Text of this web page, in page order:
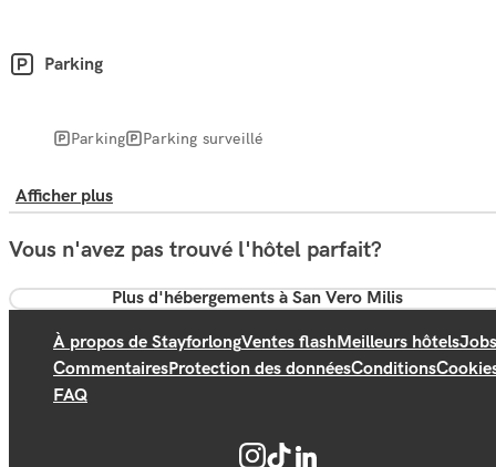
Parking
Parking Parking surveillé
Afficher plus
Vous n'avez pas trouvé l'hôtel parfait?
Plus d'hébergements à San Vero Milis
À propos de StayforlongVentes flashMeilleurs hôtelsJobs
CommentairesProtection des donnéesConditions
FAQ